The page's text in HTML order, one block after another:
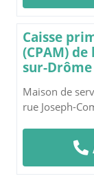
Caisse
(CPAM)
sur-Drôme
Maison de
rue Joseph-